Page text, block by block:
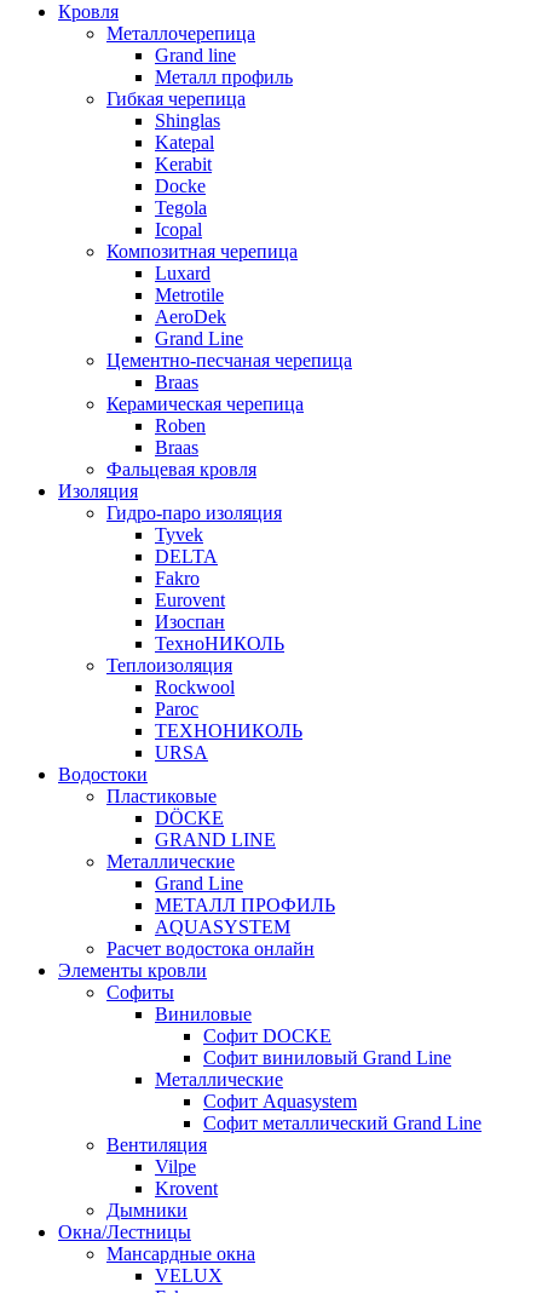
Кровля
Металлочерепица
Grand line
Металл профиль
Гибкая черепица
Shinglas
Katepal
Kerabit
Docke
Tegola
Icopal
Композитная черепица
Luxard
Metrotile
AeroDek
Grand Line
Цементно-песчаная черепица
Braas
Керамическая черепица
Roben
Braas
Фальцевая кровля
Изоляция
Гидро-паро изоляция
Tyvek
DELTA
Fakro
Eurovent
Изоспан
ТехноНИКОЛЬ
Теплоизоляция
Rockwool
Paroc
ТЕХНОНИКОЛЬ
URSA
Водостоки
Пластиковые
DÖCKE
GRAND LINE
Металлические
Grand Line
МЕТАЛЛ ПРОФИЛЬ
AQUASYSTEM
Расчет водостока онлайн
Элементы кровли
Софиты
Виниловые
Софит DOCKE
Софит виниловый Grand Line
Металлические
Софит Aquasystem
Софит металлический Grand Line
Вентиляция
Vilpe
Krovent
Дымники
Окна/Лестницы
Мансардные окна
VELUX